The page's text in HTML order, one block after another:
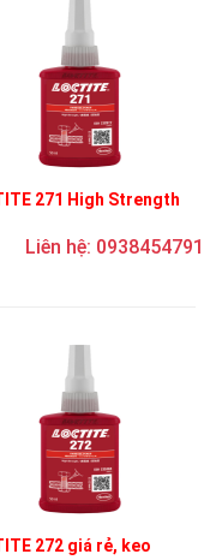
271 High Strength
Liên hệ: 0938454791
272 giá rẻ, keo